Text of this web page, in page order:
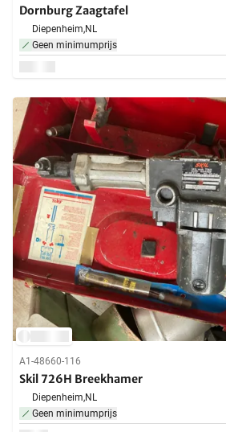
Dornburg Zaagtafel
Diepenheim,NL
Geen minimumprijs
A1-48660-116
Skil 726H Breekhamer
Diepenheim,NL
Geen minimumprijs